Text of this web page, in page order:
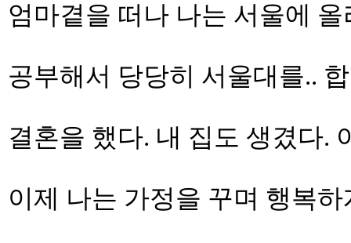
엄마곁을 떠나 나는 서울에 올
공부해서 당당히 서울대를..
결혼을 했다. 내 집도 생겼다.
이제 나는 가정을 꾸며 행복하